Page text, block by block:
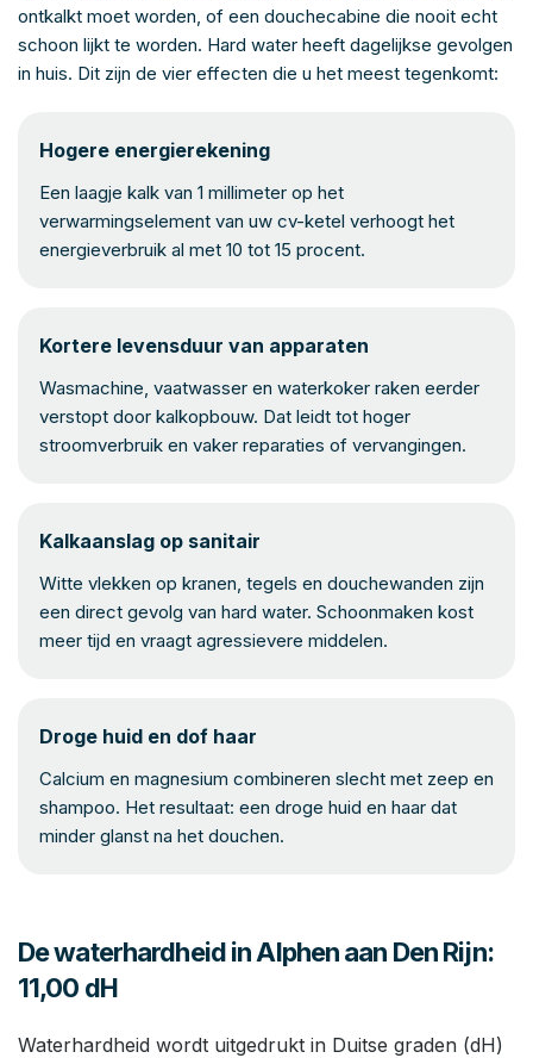
ontkalkt moet worden, of een douchecabine die nooit echt
schoon lijkt te worden. Hard water heeft dagelijkse gevolgen
in huis. Dit zijn de vier effecten die u het meest tegenkomt:
Hogere energierekening
Een laagje kalk van 1 millimeter op het
verwarmingselement van uw cv-ketel verhoogt het
energieverbruik al met 10 tot 15 procent.
Kortere levensduur van apparaten
Wasmachine, vaatwasser en waterkoker raken eerder
verstopt door kalkopbouw. Dat leidt tot hoger
stroomverbruik en vaker reparaties of vervangingen.
Kalkaanslag op sanitair
Witte vlekken op kranen, tegels en douchewanden zijn
een direct gevolg van hard water. Schoonmaken kost
meer tijd en vraagt agressievere middelen.
Droge huid en dof haar
Calcium en magnesium combineren slecht met zeep en
shampoo. Het resultaat: een droge huid en haar dat
minder glanst na het douchen.
De waterhardheid in Alphen aan Den Rijn:
11,00 dH
Waterhardheid wordt uitgedrukt in Duitse graden (dH)